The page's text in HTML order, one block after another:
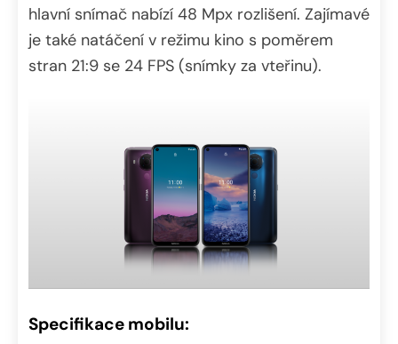
hlavní snímač nabízí 48 Mpx rozlišení. Zajímavé
je také natáčení v režimu kino s poměrem
stran 21:9 se 24 FPS (snímky za vteřinu).
Specifikace mobilu: